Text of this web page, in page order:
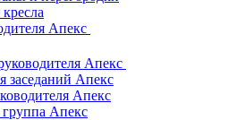
Апекс
Апекс
заседаний Апекс
Апекс
Апекс